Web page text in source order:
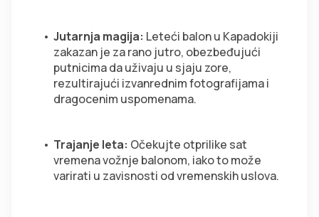
Jutarnja magija: Leteći balon u Kapadokiji
zakazan je za rano jutro, obezbeđujući
putnicima da uživaju u sjaju zore,
rezultirajući izvanrednim fotografijama i
dragocenim uspomenama.
Trajanje leta: Očekujte otprilike sat
vremena vožnje balonom, iako to može
varirati u zavisnosti od vremenskih uslova.